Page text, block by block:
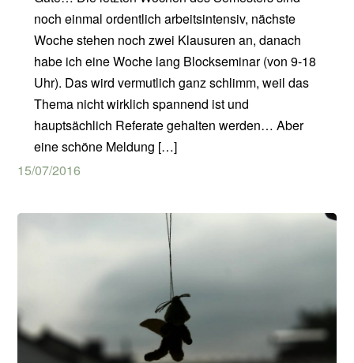
noch einmal ordentlich arbeitsintensiv, nächste
Woche stehen noch zwei Klausuren an, danach
habe ich eine Woche lang Blockseminar (von 9-18
Uhr). Das wird vermutlich ganz schlimm, weil das
Thema nicht wirklich spannend ist und
hauptsächlich Referate gehalten werden… Aber
eine schöne Meldung […]
15/07/2016